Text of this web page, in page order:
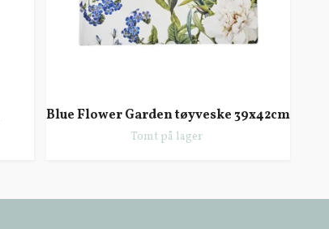
Blue Flower Garden tøyveske 39x42cm
Tomt på lager